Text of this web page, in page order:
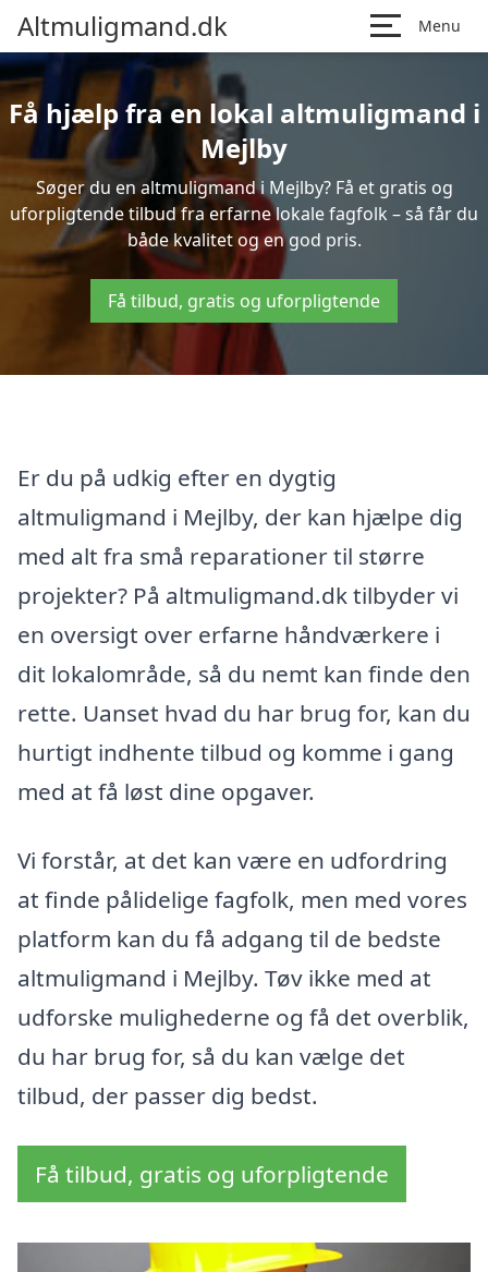
Altmuligmand.dk Menu
Få hjælp fra en lokal altmuligmand i
Mejlby
Søger du en altmuligmand i Mejlby? Få et gratis og
uforpligtende tilbud fra erfarne lokale fagfolk – så får du
både kvalitet og en god pris.
Få tilbud, gratis og uforpligtende
Er du på udkig efter en dygtig
altmuligmand i Mejlby, der kan hjælpe dig
med alt fra små reparationer til større
projekter? På altmuligmand.dk tilbyder vi
en oversigt over erfarne håndværkere i
dit lokalområde, så du nemt kan finde den
rette. Uanset hvad du har brug for, kan du
hurtigt indhente tilbud og komme i gang
med at få løst dine opgaver.
Vi forstår, at det kan være en udfordring
at finde pålidelige fagfolk, men med vores
platform kan du få adgang til de bedste
altmuligmand i Mejlby. Tøv ikke med at
udforske mulighederne og få det overblik,
du har brug for, så du kan vælge det
tilbud, der passer dig bedst.
Få tilbud, gratis og uforpligtende